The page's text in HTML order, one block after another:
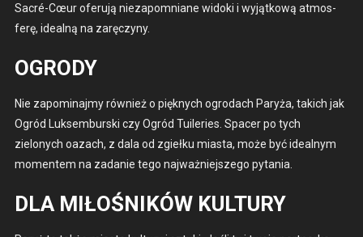
Sacré-Cœur ofer­u­ją nieza­pom­ni­ane wido­ki i wyjątkową atmos­
ferę, ide­al­ną na zaręczyny.
OGRODY
Nie zapom­i­na­jmy również o pięknych ogro­dach Paryża, takich jak
Ogród Luk­sem­burs­ki czy Ogród Tui­leries. Spac­er po tych
zielonych oazach, z dala od zgiełku mias­ta, może być ide­al­nym
momentem na zadanie tego najważniejszego pyta­nia.
DLA MIŁOŚNIKÓW KULTURY